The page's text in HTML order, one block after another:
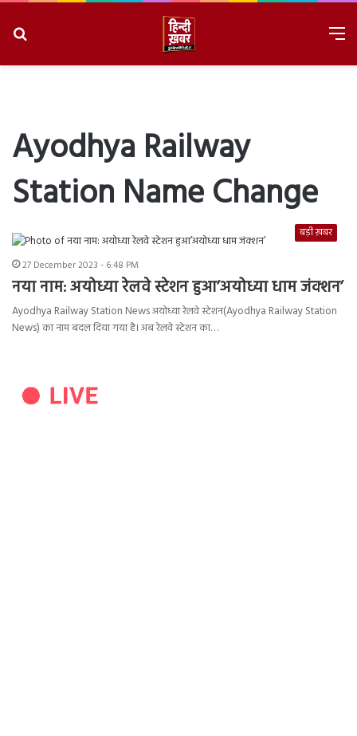
Ayodhya Railway
Station Name Change
बड़ी ख़बर
27 December 2023 - 6:48 PM
नया नाम: अयोध्या रेलवे स्टेशन हुआ’अयोध्या धाम जंक्शन’
Ayodhya Railway Station News अयोध्या रेलवे स्टेशन(Ayodhya Railway Station
News) का नाम बदल दिया गया है। अब रेलवे स्टेशन का…